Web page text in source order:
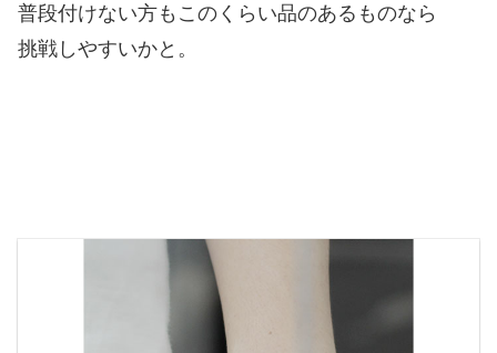
普段付けない方もこのくらい品のあるものなら
挑戦しやすいかと。